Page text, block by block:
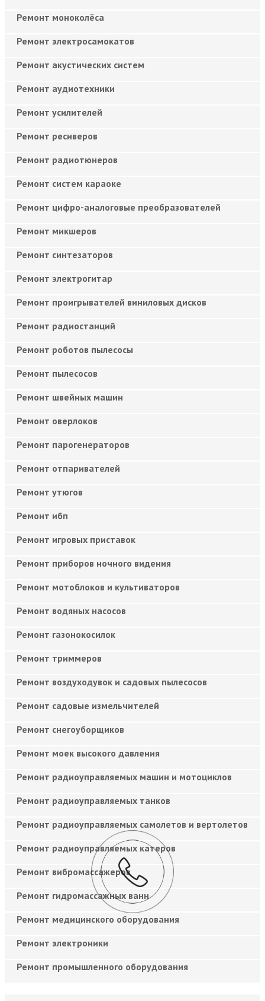
Ремонт моноколёса
Ремонт электросамокатов
Ремонт акустических систем
Ремонт аудиотехники
Ремонт усилителей
Ремонт ресиверов
Ремонт радиотюнеров
Ремонт систем караоке
Ремонт цифро-аналоговые преобразователей
Ремонт микшеров
Ремонт синтезаторов
Ремонт электрогитар
Ремонт проигрывателей виниловых дисков
Ремонт радиостанций
Ремонт роботов пылесосы
Ремонт пылесосов
Ремонт швейных машин
Ремонт оверлоков
Ремонт парогенераторов
Ремонт отпаривателей
Ремонт утюгов
Ремонт ибп
Ремонт игровых приставок
Ремонт приборов ночного видения
Ремонт мотоблоков и культиваторов
Ремонт водяных насосов
Ремонт газонокосилок
Ремонт триммеров
Ремонт воздуходувок и садовых пылесосов
Ремонт садовые измельчителей
Ремонт снегоуборщиков
Ремонт моек высокого давления
Ремонт радиоуправляемых машин и мотоциклов
Ремонт радиоуправляемых танков
Ремонт радиоуправляемых самолетов и вертолетов
Ремонт радиоуправляемых катеров
Ремонт вибромассажеров
Ремонт гидромассажных ванн
Ремонт медицинского оборудования
Ремонт электроники
Ремонт промышленного оборудования